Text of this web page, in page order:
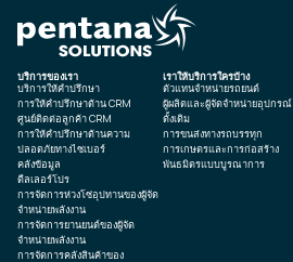
บริการของเรา
บริการให้คำปรึกษา
การให้คำปรึกษาด้าน CRM
ศูนย์ติดต่อลูกค้า CRM
การให้คำปรึกษาด้านความ
ปลอดภัยทางไซเบอร์
คลังข้อมูล
ดีลเลอร์โปร
การจัดการห่วงโซ่อุปทานของผู้จัด
จำหน่ายพลังงาน
การจัดการยานยนต์ของผู้จัด
จำหน่ายพลังงาน
การจัดการคลังสินค้าของ
เราให้บริการใครบ้าง
ตัวแทนจำหน่ายรถยนต์
ผู้ผลิตและผู้จัดจำหน่ายอุปกรณ์
ดั้งเดิม
การขนส่งทางรถบรรทุก
การเกษตรและการก่อสร้าง
พันธมิตรแบบบูรณาการ